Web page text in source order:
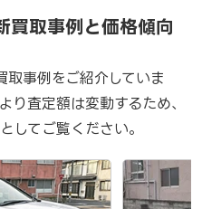
取事例と価格傾向
事例をご紹介していま
り査定額は変動するため、
してご覧ください。